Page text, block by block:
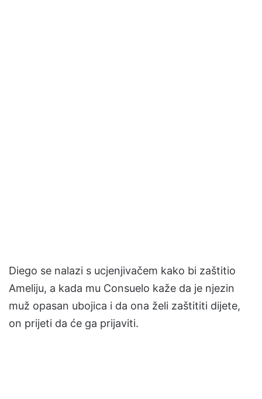
Diego se nalazi s ucjenjivačem kako bi zaštitio
Ameliju, a kada mu Consuelo kaže da je njezin
muž opasan ubojica i da ona želi zaštititi dijete,
on prijeti da će ga prijaviti.